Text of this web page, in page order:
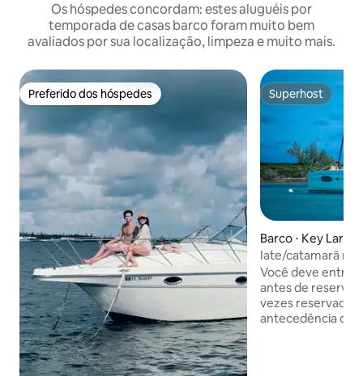
Os hóspedes concordam: estes aluguéis por
temporada de casas barco foram muito bem
avaliados por sua localização, limpeza e muito mais.
Preferido dos hóspedes
Preferido dos hóspedes Superhost
Superhost
Barco ⋅ Key Largo
Iate/catamarã na
de Key Largo
Você deve entrar
antes de
vezes reservado
antecedência